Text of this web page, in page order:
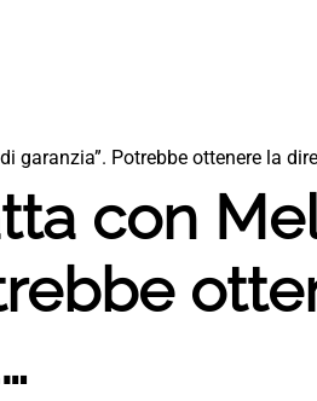
garanzia”. Potrebbe ottenere la
con